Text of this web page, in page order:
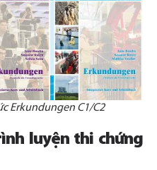
Erkundungen C1/C2
luyện thi chứng